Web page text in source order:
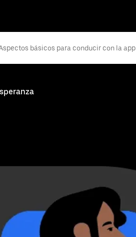
básicos para conducir con la app